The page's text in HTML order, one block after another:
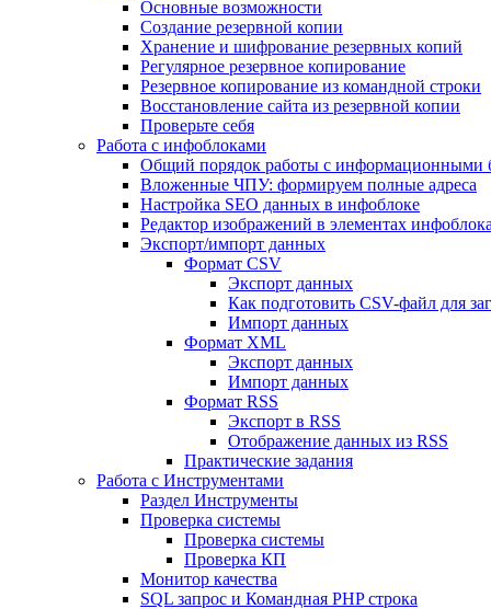
Основные возможности
Создание резервной копии
Хранение и шифрование резервных копий
Регулярное резервное копирование
Резервное копирование из командной строки
Восстановление сайта из резервной копии
Проверьте себя
Работа с инфоблоками
Общий порядок работы с информационными
Вложенные ЧПУ: формируем полные адреса
Настройка SEO данных в инфоблоке
Редактор изображений в элементах инфоблока
Экспорт/импорт данных
Формат CSV
Экспорт данных
Как подготовить CSV-файл для
Импорт данных
Формат XML
Экспорт данных
Импорт данных
Формат RSS
Экспорт в RSS
Отображение данных из RSS
Практические задания
Работа с Инструментами
Раздел Инструменты
Проверка системы
Проверка системы
Проверка КП
Монитор качества
SQL запрос и Командная PHP строка